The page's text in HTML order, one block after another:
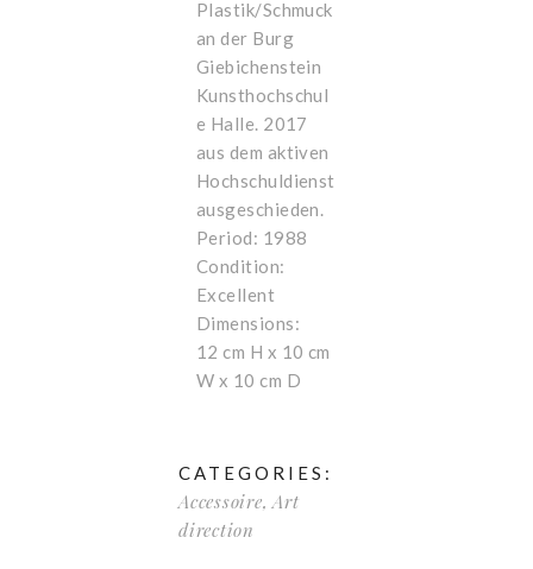
Plastik/Schmuck
an der Burg
Giebichenstein
Kunsthochschul
e Halle. 2017
aus dem aktiven
Hochschuldienst
ausgeschieden.
Period: 1988
Condition:
Excellent
Dimensions:
12 cm H x 10 cm
W x 10 cm D
CATEGORIES:
Accessoire,Art
direction